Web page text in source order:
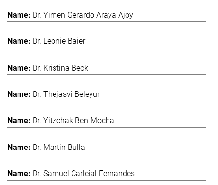
Dr. Yimen Gerardo Araya Ajoy
Dr. Leonie Baier
Dr. Kristina Beck
Dr. Thejasvi Beleyur
Dr. Yitzchak Ben-Mocha
Dr. Martin Bulla
Dr. Samuel Carleial Fernandes